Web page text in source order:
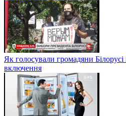
Як голосували громадяни Білорусі
включення